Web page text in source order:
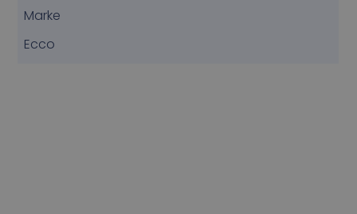
Marke
Ecco